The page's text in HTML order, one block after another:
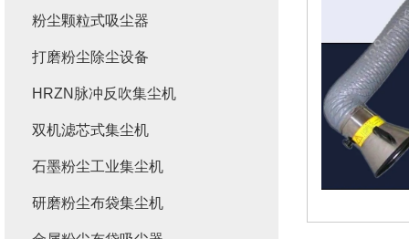
粉尘颗粒式吸尘器
打磨粉尘除尘设备
HRZN脉冲反吹集尘机
双机滤芯式集尘机
石墨粉尘工业集尘机
研磨粉尘布袋集尘机